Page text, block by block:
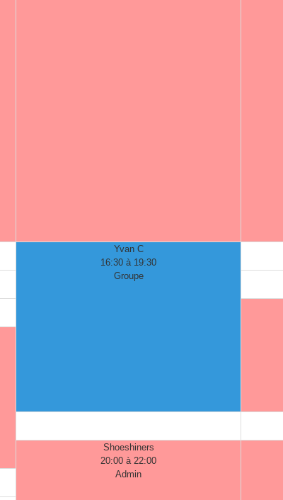
Yvan C
16:30 à 19:30
Groupe
Shoeshiners
20:00 à 22:00
Admin